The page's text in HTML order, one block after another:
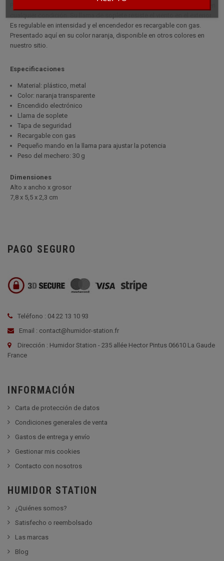
Es regulable en intensidad y el encendedor es recargable con gas.
Presentado aquí en su color naranja, disponible en otros colores en
nuestro sitio.
Especificaciones
Material: plástico, metal
Color: naranja transparente
Encendido electrónico
Llama de soplete
Tapa de seguridad
Recargable con gas
Pequeño mando en la llama para ajustar la potencia
Peso del mechero: 30 g
Dimensiones
Alto x ancho x grosor
7,8 x 5,5 x 2,3 cm
PAGO SEGURO
Teléfono : 04 22 13 10 93
Email : contact@humidor-station.fr
Dirección : Humidor Station - 235 allée Hector Pintus 06610 La Gaude
France
INFORMACIÓN
Carta de protección de datos
Condiciones generales de venta
Gastos de entrega y envío
Gestionar mis cookies
Contacto con nosotros
HUMIDOR STATION
¿Quiénes somos?
Satisfecho o reembolsado
Las marcas
Blog